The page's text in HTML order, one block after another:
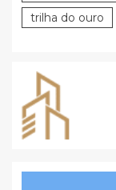
trilha do ouro